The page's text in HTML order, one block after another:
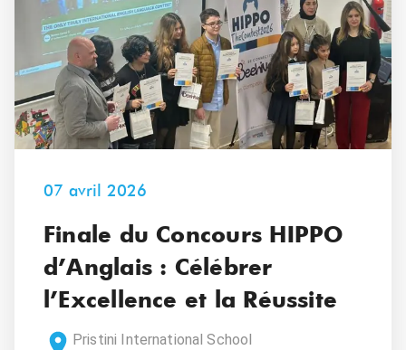
07 avril 2026
Finale du Concours HIPPO
d’Anglais : Célébrer
l’Excellence et la Réussite
Pristini International School